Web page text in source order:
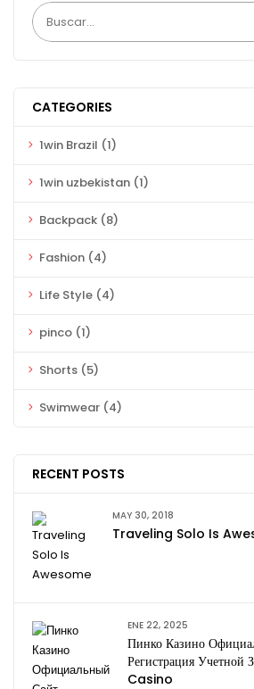
CATEGORIES
1win Brazil (1)
1win uzbekistan (1)
Backpack (8)
Fashion (4)
Life Style (4)
pinco (1)
Shorts (5)
Swimwear (4)
RECENT POSTS
MAY 30, 2018
Traveling Solo Is
ENE 22, 2025
Пинко Казино
Регистрация Учетной
Casino